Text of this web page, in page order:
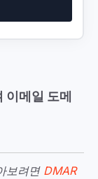
이메일 도메
보려면 DMAR